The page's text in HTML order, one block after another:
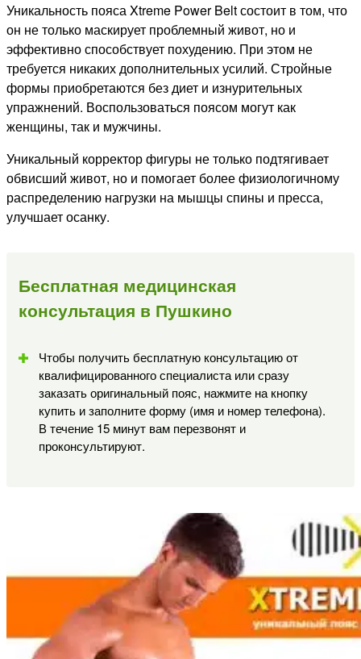
Уникальность пояса Xtreme Power Belt состоит в том, что
он не только маскирует проблемный живот, но и
эффективно способствует похудению. При этом не
требуется никаких дополнительных усилий. Стройные
формы приобретаются без диет и изнурительных
упражнений. Воспользоваться поясом могут как
женщины, так и мужчины.
Уникальный корректор фигуры не только подтягивает
обвисший живот, но и помогает более физиологичному
распределению нагрузки на мышцы спины и пресса,
улучшает осанку.
Бесплатная медицинская
консультация в Пушкино
Чтобы получить бесплатную консультацию от
квалифицированного специалиста или сразу
заказать оригинальный пояс, нажмите на кнопку
купить и заполните форму (имя и номер телефона).
В течение 15 минут вам перезвонят и
проконсультируют.